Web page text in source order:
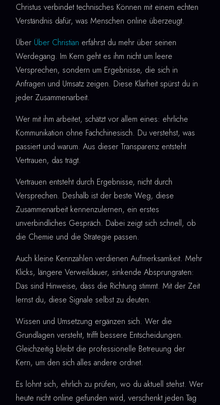
Christus verbindet technisches Können mit einem echten
Verständnis dafür, was Menschen online überzeugt.
Über Über Christian erfährst du mehr über seinen
Werdegang. Im Kern geht es ihm nicht um leere
Versprechen, sondern um Ergebnisse, die sich in
Anfragen und Umsatz zeigen. Diese Klarheit spürst du in
jeder Zusammenarbeit.
Wer mit ihm arbeitet, schätzt vor allem eines: ehrliche
Kommunikation ohne Fachchinesisch. Du verstehst, was
passiert und warum. Aus dieser Transparenz entsteht
Vertrauen, das trägt.
Vertrauen entsteht durch Ergebnisse, nicht durch
Versprechen. Deshalb ist der beste Weg, diese
Zusammenarbeit kennenzulernen, ein erstes
unverbindliches Gespräch. Dabei zeigt sich schnell, ob
die Chemie und die Strategie passen.
Auch kleine Kennzahlen verdienen Aufmerksamkeit. Mehr
Klicks, längere Verweildauer, sinkende Absprungraten:
Das sind Hinweise, dass die Richtung stimmt. Mit der Zeit
lernst du, diese Signale selbst zu deuten.
Wissen und Umsetzung ergänzen sich. Wer die
Grundlagen versteht, trifft bessere Entscheidungen.
Gleichzeitig bleibt die professionelle Betreuung der
Kern, um den sich alles andere ordnet.
Es lohnt sich, ehrlich zu prüfen, wo du aktuell stehst. Wer
heute nicht online gefunden wird, verschenkt jeden Tag